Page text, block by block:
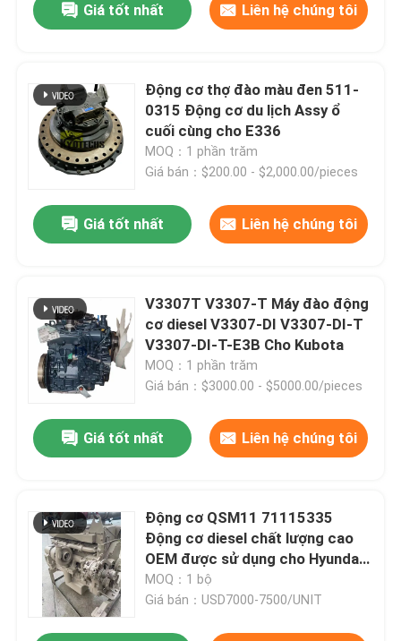
Trang chủ
Video
Về chúng tôi
Giá tốt nhất Liên hệ chúng tôi
Động cơ thợ đào màu đen 511-
0315 Động cơ du lịch Assy ổ
cuối cùng cho E336
MOQ：1 phần trăm
Giá bán：$200.00 - $2,000.00/pieces
Giá tốt nhất Liên hệ chúng tôi
V3307T V3307-T Máy đào động
cơ diesel V3307-DI V3307-DI-T
V3307-DI-T-E3B Cho Kubota
MOQ：1 phần trăm
Giá bán：$3000.00 - $5000.00/pieces
Giá tốt nhất Liên hệ chúng tôi
Động cơ QSM11 71115335
Động cơ diesel chất lượng cao
OEM được sử dụng cho Hyundai
ROBEX520LC-9s
MOQ：1 bộ
Giá bán：USD7000-7500/UNIT